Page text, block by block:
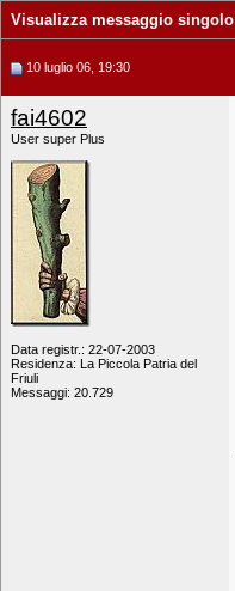
Visualizza messaggio singolo
10 luglio 06, 19:30
fai4602
User super Plus
Data registr.: 22-07-2003
Residenza: La Piccola Patria del
Friuli
Messaggi: 20.729